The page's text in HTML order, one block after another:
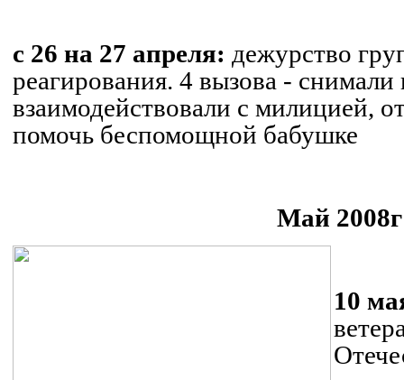
с 26 на 27 апреля: дежурство
реагирования. 4 вызова -
взаимодействовали с милицией,
помочь беспомощной бабушке
Май 2008г
10